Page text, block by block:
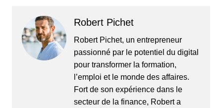
Robert Pichet
Robert Pichet, un entrepreneur
passionné par le potentiel du digital
pour transformer la formation,
l’emploi et le monde des affaires.
Fort de son expérience dans le
secteur de la finance, Robert a